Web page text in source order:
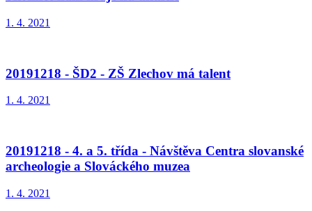
1. 4. 2021
20191218 - ŠD2 - ZŠ Zlechov má talent
1. 4. 2021
20191218 - 4. a 5. třída - Návštěva Centra slovanské
archeologie a Slováckého muzea
1. 4. 2021